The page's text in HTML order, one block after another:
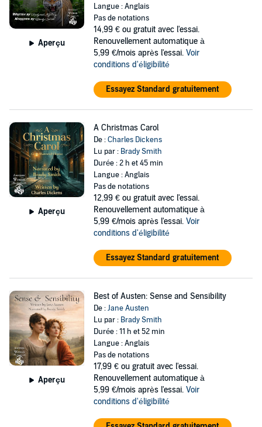
Aperçu
Langue : Anglais
Pas de notations
14,99 € ou gratuit avec l'essai.
Renouvellement automatique à
5,99 €/mois après l'essai. Voir
conditions d'éligibilité
Essayez Standard gratuitement
Aperçu
A Christmas Carol
De :Charles Dickens
Lu par : Brady Smith
Durée : 2 h et 45 min
Langue : Anglais
Pas de notations
12,99 € ou gratuit avec l'essai.
Renouvellement automatique à
5,99 €/mois après l'essai. Voir
conditions d'éligibilité
Essayez Standard gratuitement
Aperçu
Best of Austen: Sense and Sensibility
De :Jane Austen
Lu par : Brady Smith
Durée : 11 h et 52 min
Langue : Anglais
Pas de notations
17,99 € ou gratuit avec l'essai.
Renouvellement automatique à
5,99 €/mois après l'essai. Voir
conditions d'éligibilité